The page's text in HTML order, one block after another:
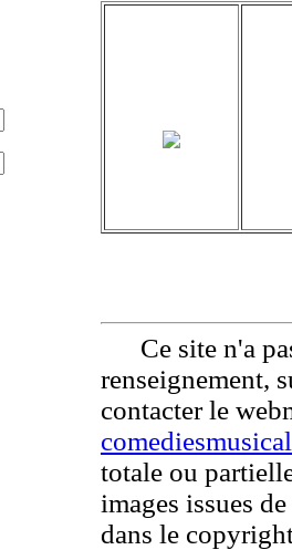
Ce site n'a
renseignement,
contacter le
totale ou
images issues
dans le